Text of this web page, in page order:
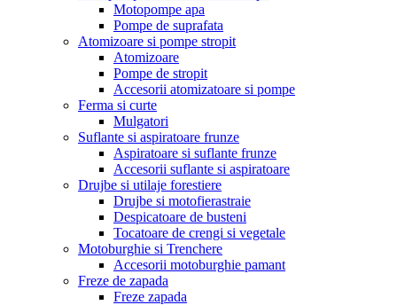
Motopompe apa
Pompe de suprafata
Atomizoare si pompe stropit
Atomizoare
Pompe de stropit
Accesorii atomizatoare si pompe
Ferma si curte
Mulgatori
Suflante si aspiratoare frunze
Aspiratoare si suflante frunze
Accesorii suflante si aspiratoare
Drujbe si utilaje forestiere
Drujbe si motofierastraie
Despicatoare de busteni
Tocatoare de crengi si vegetale
Motoburghie si Trenchere
Accesorii motoburghie pamant
Freze de zapada
Freze zapada